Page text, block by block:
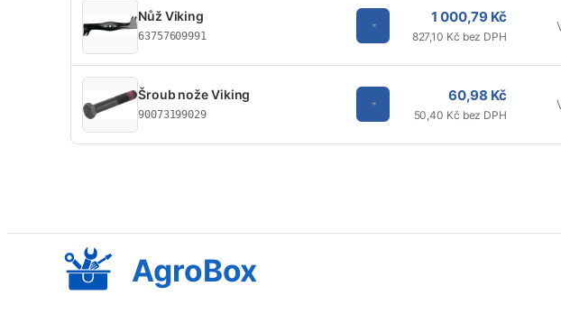
Nůž Viking
63757609991
1 000,79 Kč
827,10 Kč bez DPH
Šroub nože Viking
90073199029
60,98 Kč
50,40 Kč bez DPH
AgroBox